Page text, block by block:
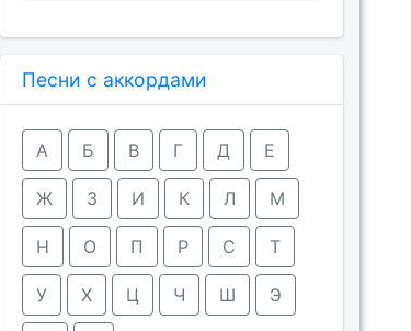
Песни с аккордами
А Б В Г Д Е
Ж З И К Л М
Н О П Р С Т
У Х Ц Ч Ш Э